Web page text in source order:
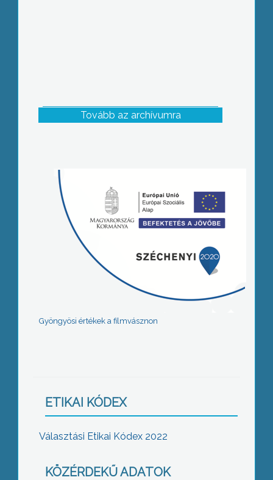
Tovább az archívumra
Gyöngyösi értékek a filmvásznon
ETIKAI KÓDEX
Választási Etikai Kódex 2022
KÖZÉRDEKŰ ADATOK